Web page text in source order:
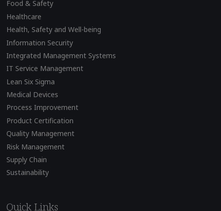
Food & Safety
Healthcare
Health, Safety and Well-being
Information Security
Integrated Management Systems
IT Service Management
Lean Six Sigma
Medical Devices
Process Improvement
Product Certification
Quality Management
Risk Management
Supply Chain
Sustainability
Quick Links